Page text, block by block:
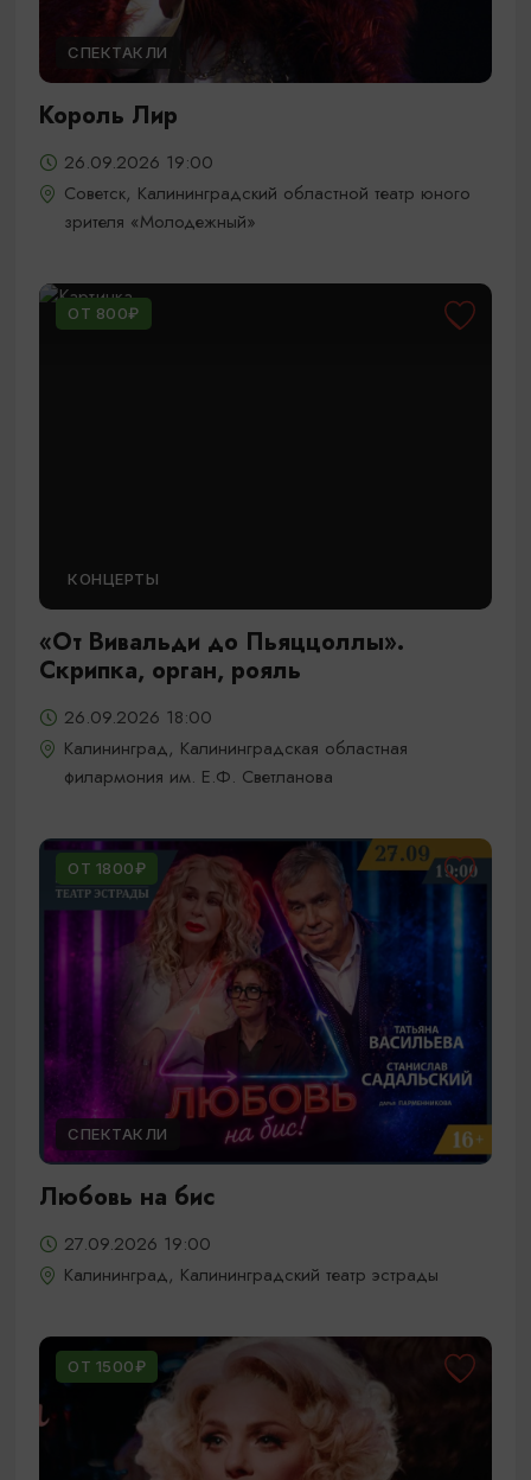
СПЕКТАКЛИ
Король Лир
26.09.2026 19:00
Советск, Калининградский областной театр юного
зрителя «Молодежный»
ОТ 800₽
КОНЦЕРТЫ
«От Вивальди до Пьяццоллы».
Скрипка, орган, рояль
26.09.2026 18:00
Калининград, Калининградская областная
филармония им. Е.Ф. Светланова
ОТ 1800₽
СПЕКТАКЛИ
Любовь на бис
27.09.2026 19:00
Калининград, Калининградский театр эстрады
ОТ 1500₽